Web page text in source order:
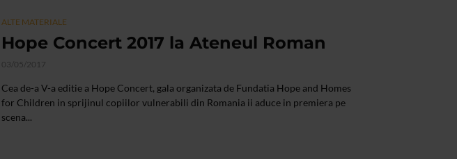
ALTE MATERIALE
Hope Concert 2017 la Ateneul Roman
03/05/2017
Cea de-a V-a editie a Hope Concert, gala organizata de Fundatia Hope and Homes
for Children in sprijinul copiilor vulnerabili din Romania ii aduce in premiera pe
scena...